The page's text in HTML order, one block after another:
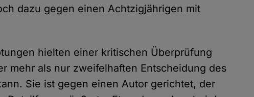
dazu gegen einen Achtzigjährigen mit
hielten einer kritischen Überprüfung
mehr als nur zweifelhaften Entscheidung des
Sie ist gegen einen Autor gerichtet, der